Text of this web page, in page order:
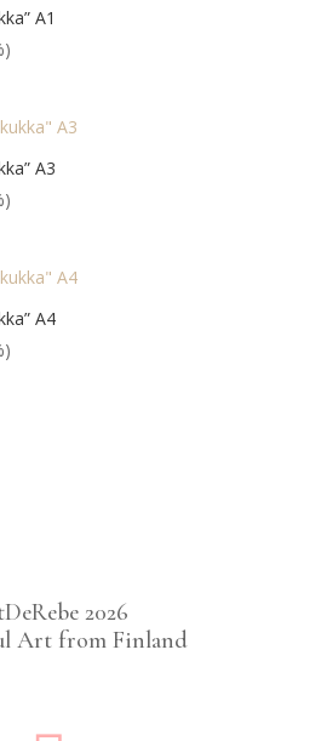
A1
A3
A4
2026
Art from Finland